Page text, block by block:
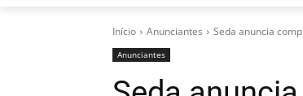
Início Anunciantes Seda anuncia
Anunciantes